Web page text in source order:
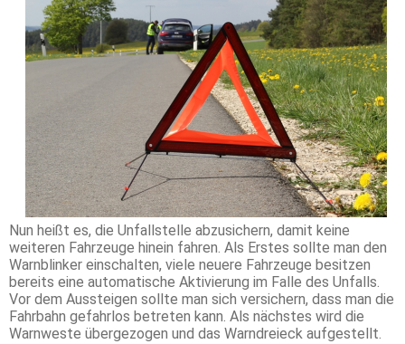
Nun heißt es, die Unfallstelle abzusichern, damit keine
weiteren Fahrzeuge hinein fahren. Als Erstes sollte man den
Warnblinker einschalten, viele neuere Fahrzeuge besitzen
bereits eine automatische Aktivierung im Falle des Unfalls.
Vor dem Aussteigen sollte man sich versichern, dass man die
Fahrbahn gefahrlos betreten kann. Als nächstes wird die
Warnweste übergezogen und das Warndreieck aufgestellt.